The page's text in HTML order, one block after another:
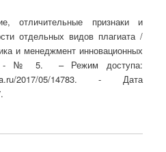
отличительные признаки и
отдельных видов плагиата /
и менеджмент инновационных
- № 5. – Режим доступа:
2017/05/14783. - Дата